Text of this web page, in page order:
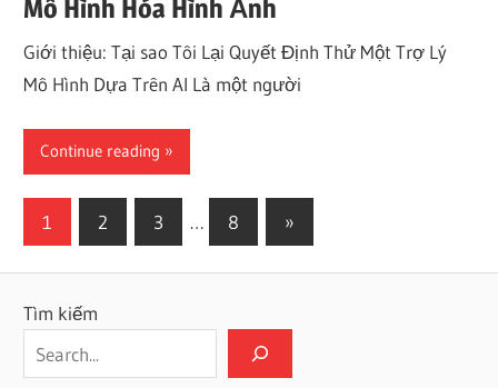
Mô Hình Hóa Hình Ảnh
Giới thiệu: Tại sao Tôi Lại Quyết Định Thử Một Trợ Lý
Mô Hình Dựa Trên AI Là một người
Continue reading
Phân
bài
viết
1 2 3 … 8
Next
Posts
»
Tìm kiếm